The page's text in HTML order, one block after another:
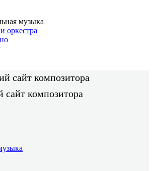
музыка
оркестра
сайт композитора
сайт композитора